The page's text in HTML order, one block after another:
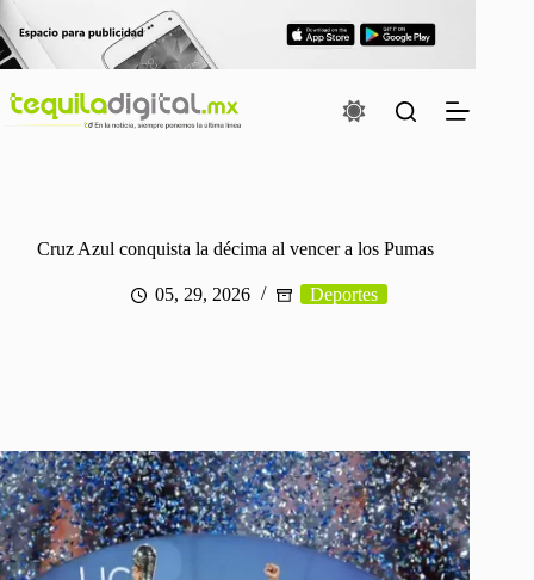
Saltar
al
contenido
Cruz Azul conquista la décima al vencer a los Pumas
05, 29, 2026 Deportes